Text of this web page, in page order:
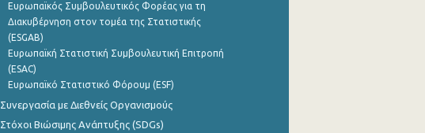
Ευρωπαϊκός Συμβουλευτικός Φορέας για τη
Διακυβέρνηση στον τομέα της Στατιστικής
(ESGAB)
Ευρωπαϊκή Στατιστική Συμβουλευτική Επιτροπή
(ESAC)
Ευρωπαϊκό Στατιστικό Φόρουμ (ESF)
Συνεργασία με Διεθνείς Οργανισμούς
Στόχοι Βιώσιμης Ανάπτυξης (SDGs)